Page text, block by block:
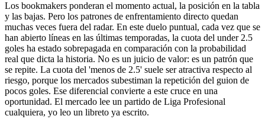
Los bookmakers ponderan el momento actual, la posición en la tabla
y las bajas. Pero los patrones de enfrentamiento directo quedan
muchas veces fuera del radar. En este duelo puntual, cada vez que se
han abierto líneas en las últimas temporadas, la cuota del under 2.5
goles ha estado sobrepagada en comparación con la probabilidad
real que dicta la historia. No es un juicio de valor: es un patrón que
se repite. La cuota del 'menos de 2.5' suele ser atractiva respecto al
riesgo, porque los mercados subestiman la repetición del guion de
pocos goles. Ese diferencial convierte a este cruce en una
oportunidad. El mercado lee un partido de Liga Profesional
cualquiera, yo leo un libreto ya escrito.